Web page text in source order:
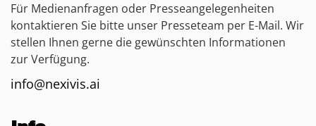
Für Medienanfragen oder Presseangelegenheiten
kontaktieren Sie bitte unser Presseteam per E-Mail. Wir
stellen Ihnen gerne die gewünschten Informationen
zur Verfügung.
info@nexivis.ai